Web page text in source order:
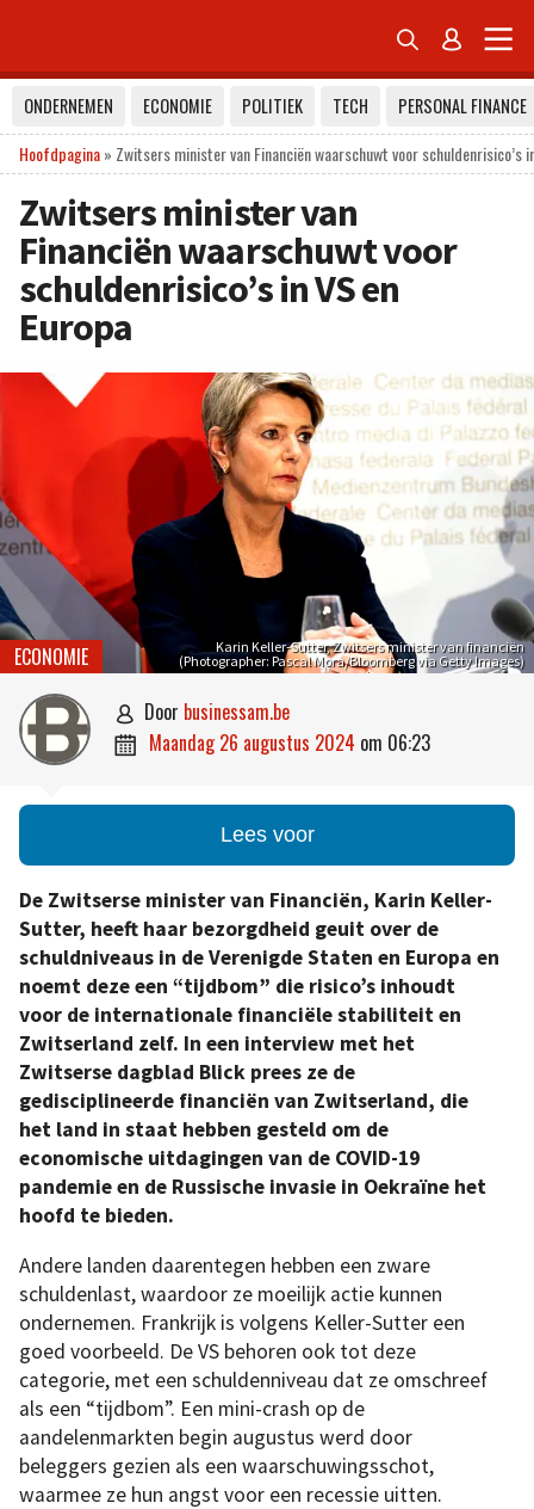
 
ONDERNEMEN ECONOMIE POLITIEK TECH
PERSONAL FINANCE
Hoofdpagina» Zwitsers minister van Financiën waarschuwt voor schuldenrisico’s
Zwitsers minister van
Financiën waarschuwt voor
schuldenrisico’s in VS en
Europa
Karin Keller-Sutter, Zwitsers minister van financiën
(Photographer: Pascal Mora/Bloomberg via Getty Images)
ECONOMIE
 door businessam.be
 maandag 26 augustus 2024 om 06:23
Lees voor
De Zwitserse minister van Financiën, Karin Keller-
Sutter, heeft haar bezorgdheid geuit over de
schuldniveaus in de Verenigde Staten en Europa en
noemt deze een “tijdbom” die risico’s inhoudt
voor de internationale financiële stabiliteit en
Zwitserland zelf. In een interview met het
Zwitserse dagblad Blick prees ze de
gedisciplineerde financiën van Zwitserland, die
het land in staat hebben gesteld om de
economische uitdagingen van de COVID-19
pandemie en de Russische invasie in Oekraïne het
hoofd te bieden.
Andere landen daarentegen hebben een zware
schuldenlast, waardoor ze moeilijk actie kunnen
ondernemen. Frankrijk is volgens Keller-Sutter een
goed voorbeeld. De VS behoren ook tot deze
categorie, met een schuldenniveau dat ze omschreef
als een “tijdbom”. Een mini-crash op de
aandelenmarkten begin augustus werd door
beleggers gezien als een waarschuwingsschot,
waarmee ze hun angst voor een recessie uitten.